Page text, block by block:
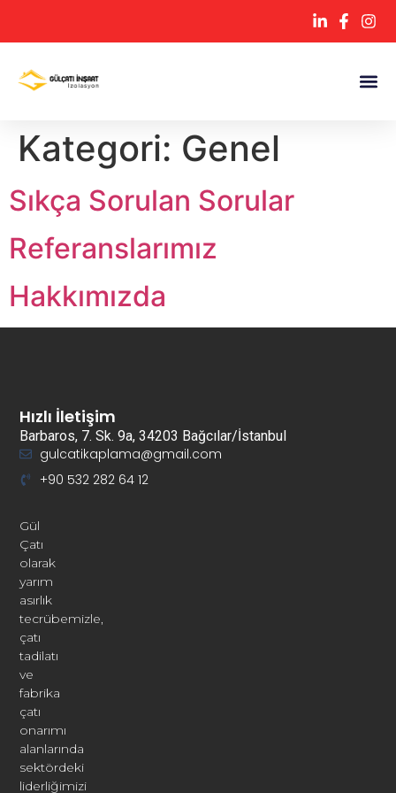
Kategori: Genel
Sıkça Sorulan Sorular
Referanslarımız
Hakkımızda
Gül
Çatı
olarak
yarım
asırlık
tecrübemizle,
çatı
tadilatı
ve
fabrika
çatı
onarımı
alanlarında
sektördeki
liderliğimizi
Hızlı İletişim
Barbaros, 7. Sk. 9a, 34203 Bağcılar/İstanbul
gulcatikaplama@gmail.com
+90 532 282 64 12